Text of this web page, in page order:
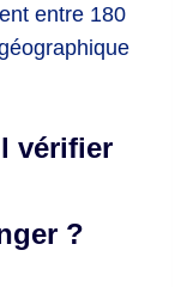
entre 180
vérifier
?